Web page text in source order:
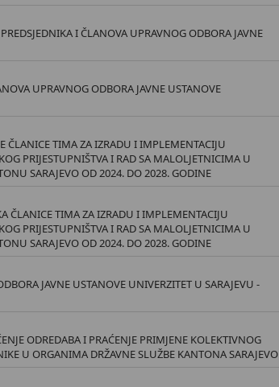
I ČLANOVA UPRAVNOG ODBORA JAVNE
UPRAVNOG ODBORA JAVNE USTANOVE
ČLANICE TIMA ZA IZRADU I IMPLEMENTACIJU
PRIJESTUPNIŠTVA I RAD SA MALOLJETNICIMA U
SARAJEVO OD 2024. DO 2028. GODINE
ČLANICE TIMA ZA IZRADU I IMPLEMENTACIJU
PRIJESTUPNIŠTVA I RAD SA MALOLJETNICIMA U
SARAJEVO OD 2024. DO 2028. GODINE
JAVNE USTANOVE UNIVERZITET U SARAJEVU -
ODREDABA I PRAĆENJE PRIMJENE KOLEKTIVNOG
U ORGANIMA DRŽAVNE SLUŽBE KANTONA SARAJEVO